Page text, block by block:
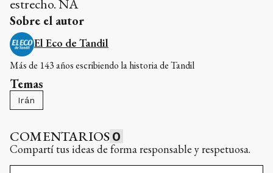
estrecho. NA
Sobre el autor
El Eco de Tandil
Más de 143 años escribiendo la historia de Tandil
Temas
Irán
COMENTARIOS 0
Compartí tus ideas de forma responsable y respetuosa.